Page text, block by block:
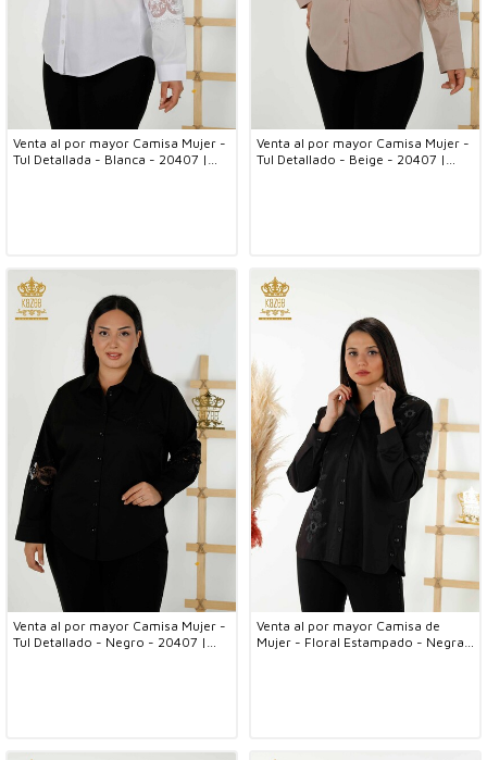
Venta al por mayor Camisa Mujer -
Tul Detallada - Blanca - 20407 |
Venta al por mayor Camisa Mujer -
Tul Detallado - Beige - 20407 |
Venta al por mayor Camisa Mujer -
Tul Detallado - Negro - 20407 |
Venta al por mayor Camisa de
Mujer - Floral Estampado - Negra -